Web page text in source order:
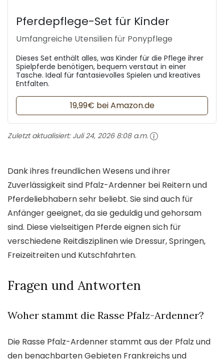
Pferdepflege-Set für Kinder
Umfangreiche Utensilien für Ponypflege
Dieses Set enthält alles, was Kinder für die Pflege ihrer
Spielpferde benötigen, bequem verstaut in einer
Tasche. Ideal für fantasievolles Spielen und kreatives
Entfalten.
19,99€ bei Amazon.de
Zuletzt aktualisiert: Juli 24, 2026 8:08 a.m.
Dank ihres freundlichen Wesens und ihrer
Zuverlässigkeit sind Pfalz-Ardenner bei Reitern und
Pferdeliebhabern sehr beliebt. Sie sind auch für
Anfänger geeignet, da sie geduldig und gehorsam
sind. Diese vielseitigen Pferde eignen sich für
verschiedene Reitdisziplinen wie Dressur, Springen,
Freizeitreiten und Kutschfahrten.
Fragen und Antworten
Woher stammt die Rasse Pfalz-Ardenner?
Die Rasse Pfalz-Ardenner stammt aus der Pfalz und
den benachbarten Gebieten Frankreichs und